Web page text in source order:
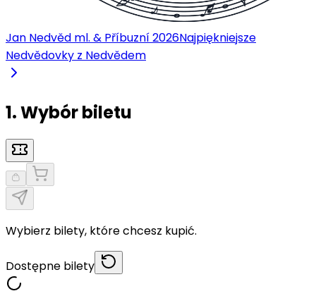
Jan Nedvěd ml. & Příbuzní 2026Najpiękniejsze
Nedvědovky z Nedvědem
1. Wybór biletu
Wybierz bilety, które chcesz kupić.
Dostępne bilety